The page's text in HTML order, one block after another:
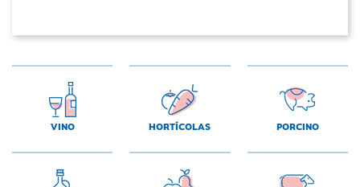
VINO HORTÍCOLAS PORCINO